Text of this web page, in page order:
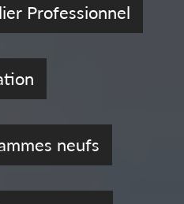
Professionnel
neufs